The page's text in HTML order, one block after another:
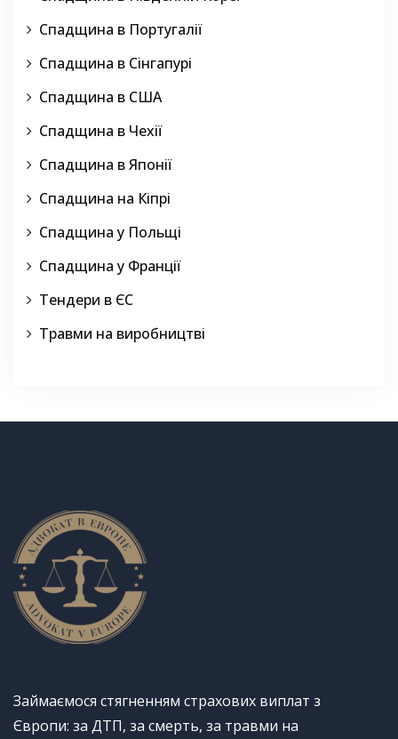
Спадщина в Португалії
Спадщина в Сінгапурі
Спадщина в США
Спадщина в Чехії
Спадщина в Японії
Спадщина на Кіпрі
Спадщина у Польщі
Спадщина у Франції
Тендери в ЄС
Травми на виробництві
Займаємося стягненням страхових виплат з
Європи: за ДТП, за смерть, за травми на